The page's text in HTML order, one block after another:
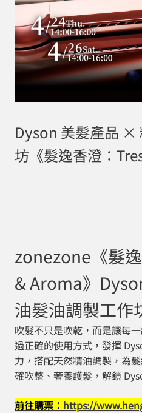
Dyson 美髮產品 ×
坊《髮逸香澄：
zonezone《髮
& Aroma》
油髮油調製工作
吹髮不只是吹乾，而是讓每
過正確的使用方式，發揮
力，搭配天然精油調製，為
確吹整、奢養護髮，解鎖
前往購票： https://